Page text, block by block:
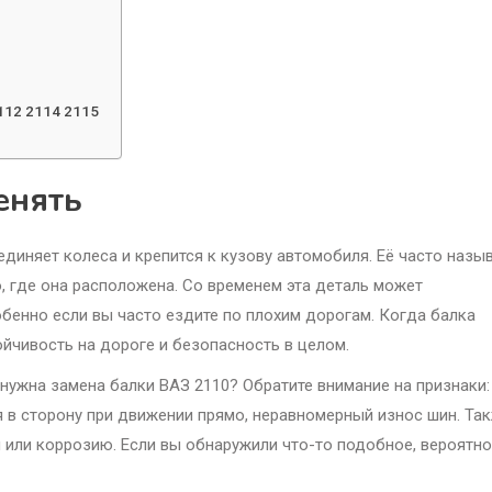
2114 2115
колеса и крепится к кузову автомобиля. Её часто
где она расположена. Со временем эта деталь может
если вы часто ездите по плохим дорогам. Когда балка
на дороге и безопасность в целом.
замена балки ВАЗ 2110? Обратите внимание на признаки:
сторону при движении прямо, неравномерный износ шин.
коррозию. Если вы обнаружили что-то подобное,